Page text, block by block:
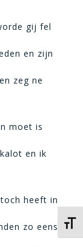
gij fel
en zijn
zeg ne
moet is
en ik
heeft in
zo eens